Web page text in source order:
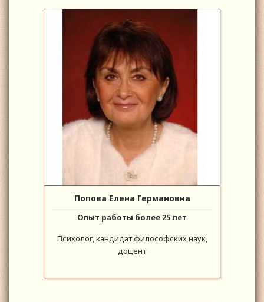
Попова Елена Германовна
Опыт работы более 25 лет
Психолог, кандидат философских наук,
доцент